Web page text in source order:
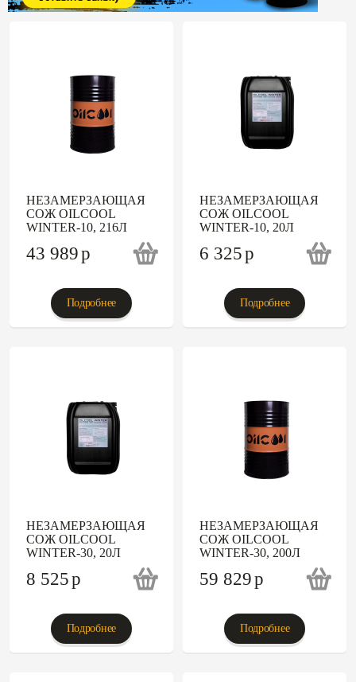
НЕЗАМЕРЗАЮЩАЯ
СОЖ OILCOOL
WINTER-10, 216Л
43 989p
Подробнее
НЕЗАМЕРЗАЮЩАЯ
СОЖ OILCOOL
WINTER-10, 20Л
6 325p
Подробнее
НЕЗАМЕРЗАЮЩАЯ
СОЖ OILCOOL
WINTER-30, 20Л
8 525p
Подробнее
НЕЗАМЕРЗАЮЩАЯ
СОЖ OILCOOL
WINTER-30, 200Л
59 829p
Подробнее